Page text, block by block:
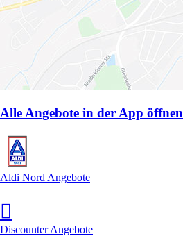
Alle Angebote in der App öffnen
Aldi Nord Angebote
Discounter Angebote